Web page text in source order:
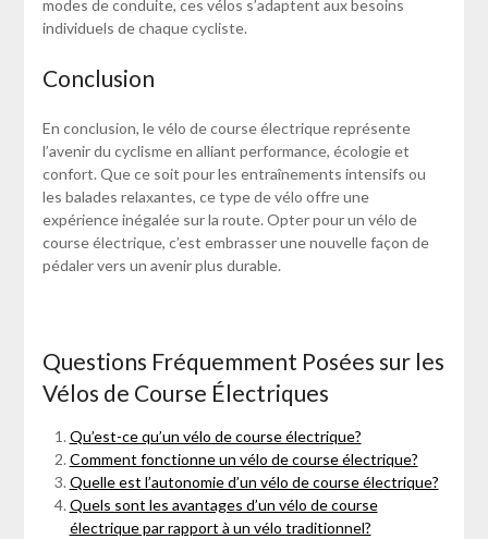
modes de conduite, ces vélos s’adaptent aux besoins
individuels de chaque cycliste.
Conclusion
En conclusion, le vélo de course électrique représente
l’avenir du cyclisme en alliant performance, écologie et
confort. Que ce soit pour les entraînements intensifs ou
les balades relaxantes, ce type de vélo offre une
expérience inégalée sur la route. Opter pour un vélo de
course électrique, c’est embrasser une nouvelle façon de
pédaler vers un avenir plus durable.
Questions Fréquemment Posées sur les
Vélos de Course Électriques
Qu’est-ce qu’un vélo de course électrique?
Comment fonctionne un vélo de course électrique?
Quelle est l’autonomie d’un vélo de course électrique?
Quels sont les avantages d’un vélo de course
électrique par rapport à un vélo traditionnel?